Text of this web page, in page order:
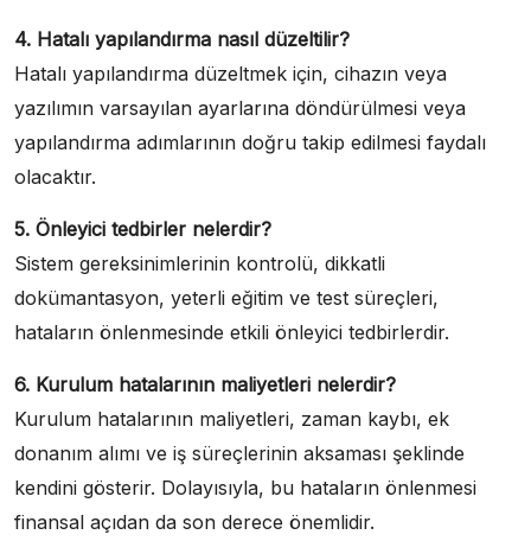
4. Hatalı yapılandırma nasıl düzeltilir?
Hatalı yapılandırma düzeltmek için, cihazın veya
yazılımın varsayılan ayarlarına döndürülmesi veya
yapılandırma adımlarının doğru takip edilmesi faydalı
olacaktır.
5. Önleyici tedbirler nelerdir?
Sistem gereksinimlerinin kontrolü, dikkatli
dokümantasyon, yeterli eğitim ve test süreçleri,
hataların önlenmesinde etkili önleyici tedbirlerdir.
6. Kurulum hatalarının maliyetleri nelerdir?
Kurulum hatalarının maliyetleri, zaman kaybı, ek
donanım alımı ve iş süreçlerinin aksaması şeklinde
kendini gösterir. Dolayısıyla, bu hataların önlenmesi
finansal açıdan da son derece önemlidir.